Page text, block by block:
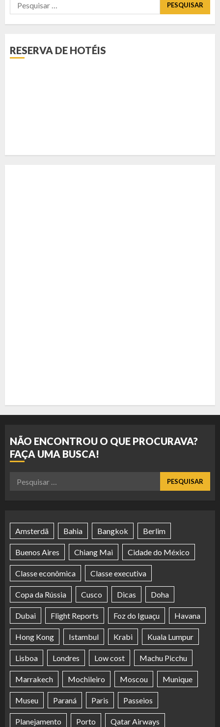
por:
RESERVA DE HOTÉIS
NÃO ENCONTROU O QUE PROCURAVA?
FAÇA UMA BUSCA!
Pesquisar
Amsterdã Bahia Bangkok Berlim
Buenos Aires Chiang Mai Cidade do México
Classe econômica Classe executiva
Copa da Rússia Cusco Dicas Doha
Dubai Flight Reports Foz do Iguaçu Havana
Hong Kong Istambul Krabi Kuala Lumpur
Lisboa Londres Low cost Machu Picchu
Marrakech Mochileiro Moscou Munique
Museu Paraná Paris Passeios
Planejamento Porto Qatar Airways